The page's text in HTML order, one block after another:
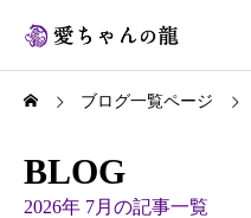
ブログ一覧ページ
BLOG
2026年 7月の記事一覧